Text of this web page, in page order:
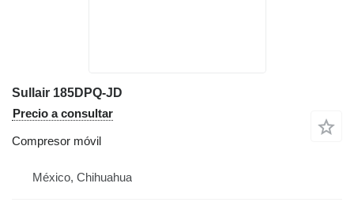
Sullair 185DPQ-JD
Precio a consultar
Compresor móvil
México, Chihuahua